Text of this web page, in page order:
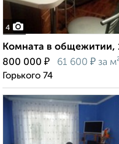
4
Комната в общежитии,
800 000 ₽ 61 600 ₽ за
Горького 74